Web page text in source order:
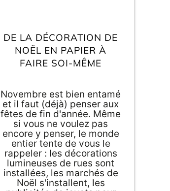
DE LA DÉCORATION DE
NOËL EN PAPIER À
FAIRE SOI-MÊME
Novembre est bien entamé
et il faut (déjà) penser aux
fêtes de fin d'année. Même
si vous ne voulez pas
encore y penser, le monde
entier tente de vous le
rappeler : les décorations
lumineuses de rues sont
installées, les marchés de
Noël s'installent, les